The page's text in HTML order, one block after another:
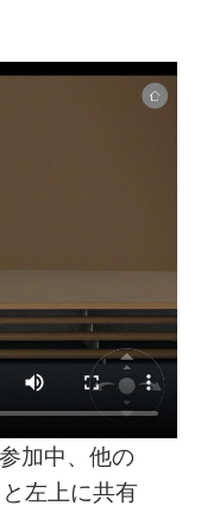
加中、他の
左上に共有